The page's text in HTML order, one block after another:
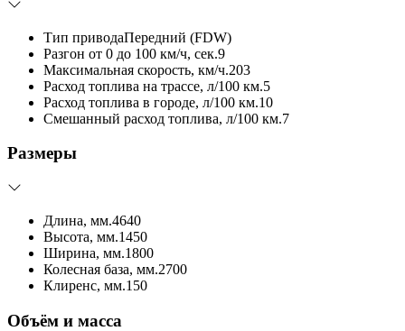
Тип приводаПередний (FDW)
Разгон от 0 до 100 км/ч, сек.9
Максимальная скорость, км/ч.203
Расход топлива на трассе, л/100 км.5
Расход топлива в городе, л/100 км.10
Смешанный расход топлива, л/100 км.7
Размеры
Длина, мм.4640
Высота, мм.1450
Ширина, мм.1800
Колесная база, мм.2700
Клиренс, мм.150
Объём и масса